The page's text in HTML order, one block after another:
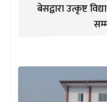
बेसद्वारा उत्कृष्ट